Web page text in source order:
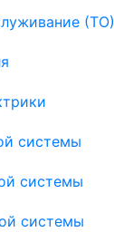
(ТО)
системы
системы
системы